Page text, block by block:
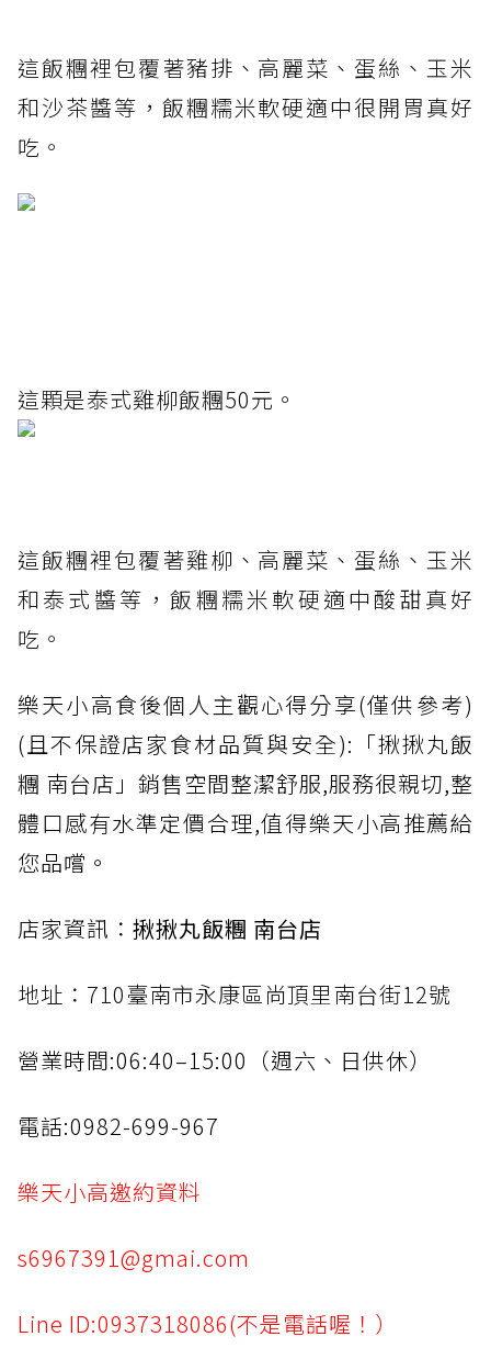
這飯糰裡包覆著豬排、高麗菜、蛋絲、玉米
和沙茶醬等，飯糰糯米軟硬適中很開胃真好
吃。
這顆是泰式雞柳飯糰50元。
這飯糰裡包覆著雞柳、高麗菜、蛋絲、玉米
和泰式醬等，飯糰糯米軟硬適中酸甜真好
吃。
樂天小高食後個人主觀心得分享(僅供參考)
(且不保證店家食材品質與安全):「揪揪丸飯
糰 南台店」銷售空間整潔舒服,服務很親切,整
體口感有水準定價合理,值得樂天小高推薦給
您品嚐。
店家資訊： 揪揪丸飯糰 南台店
地址：710臺南市永康區尚頂里南台街12號
營業時間:06:40–15:00（週六、日供休）
電話:0982-699-967
樂天小高邀約資料
s6967391@gmai.com
Line ID:0937318086(不是電話喔！）